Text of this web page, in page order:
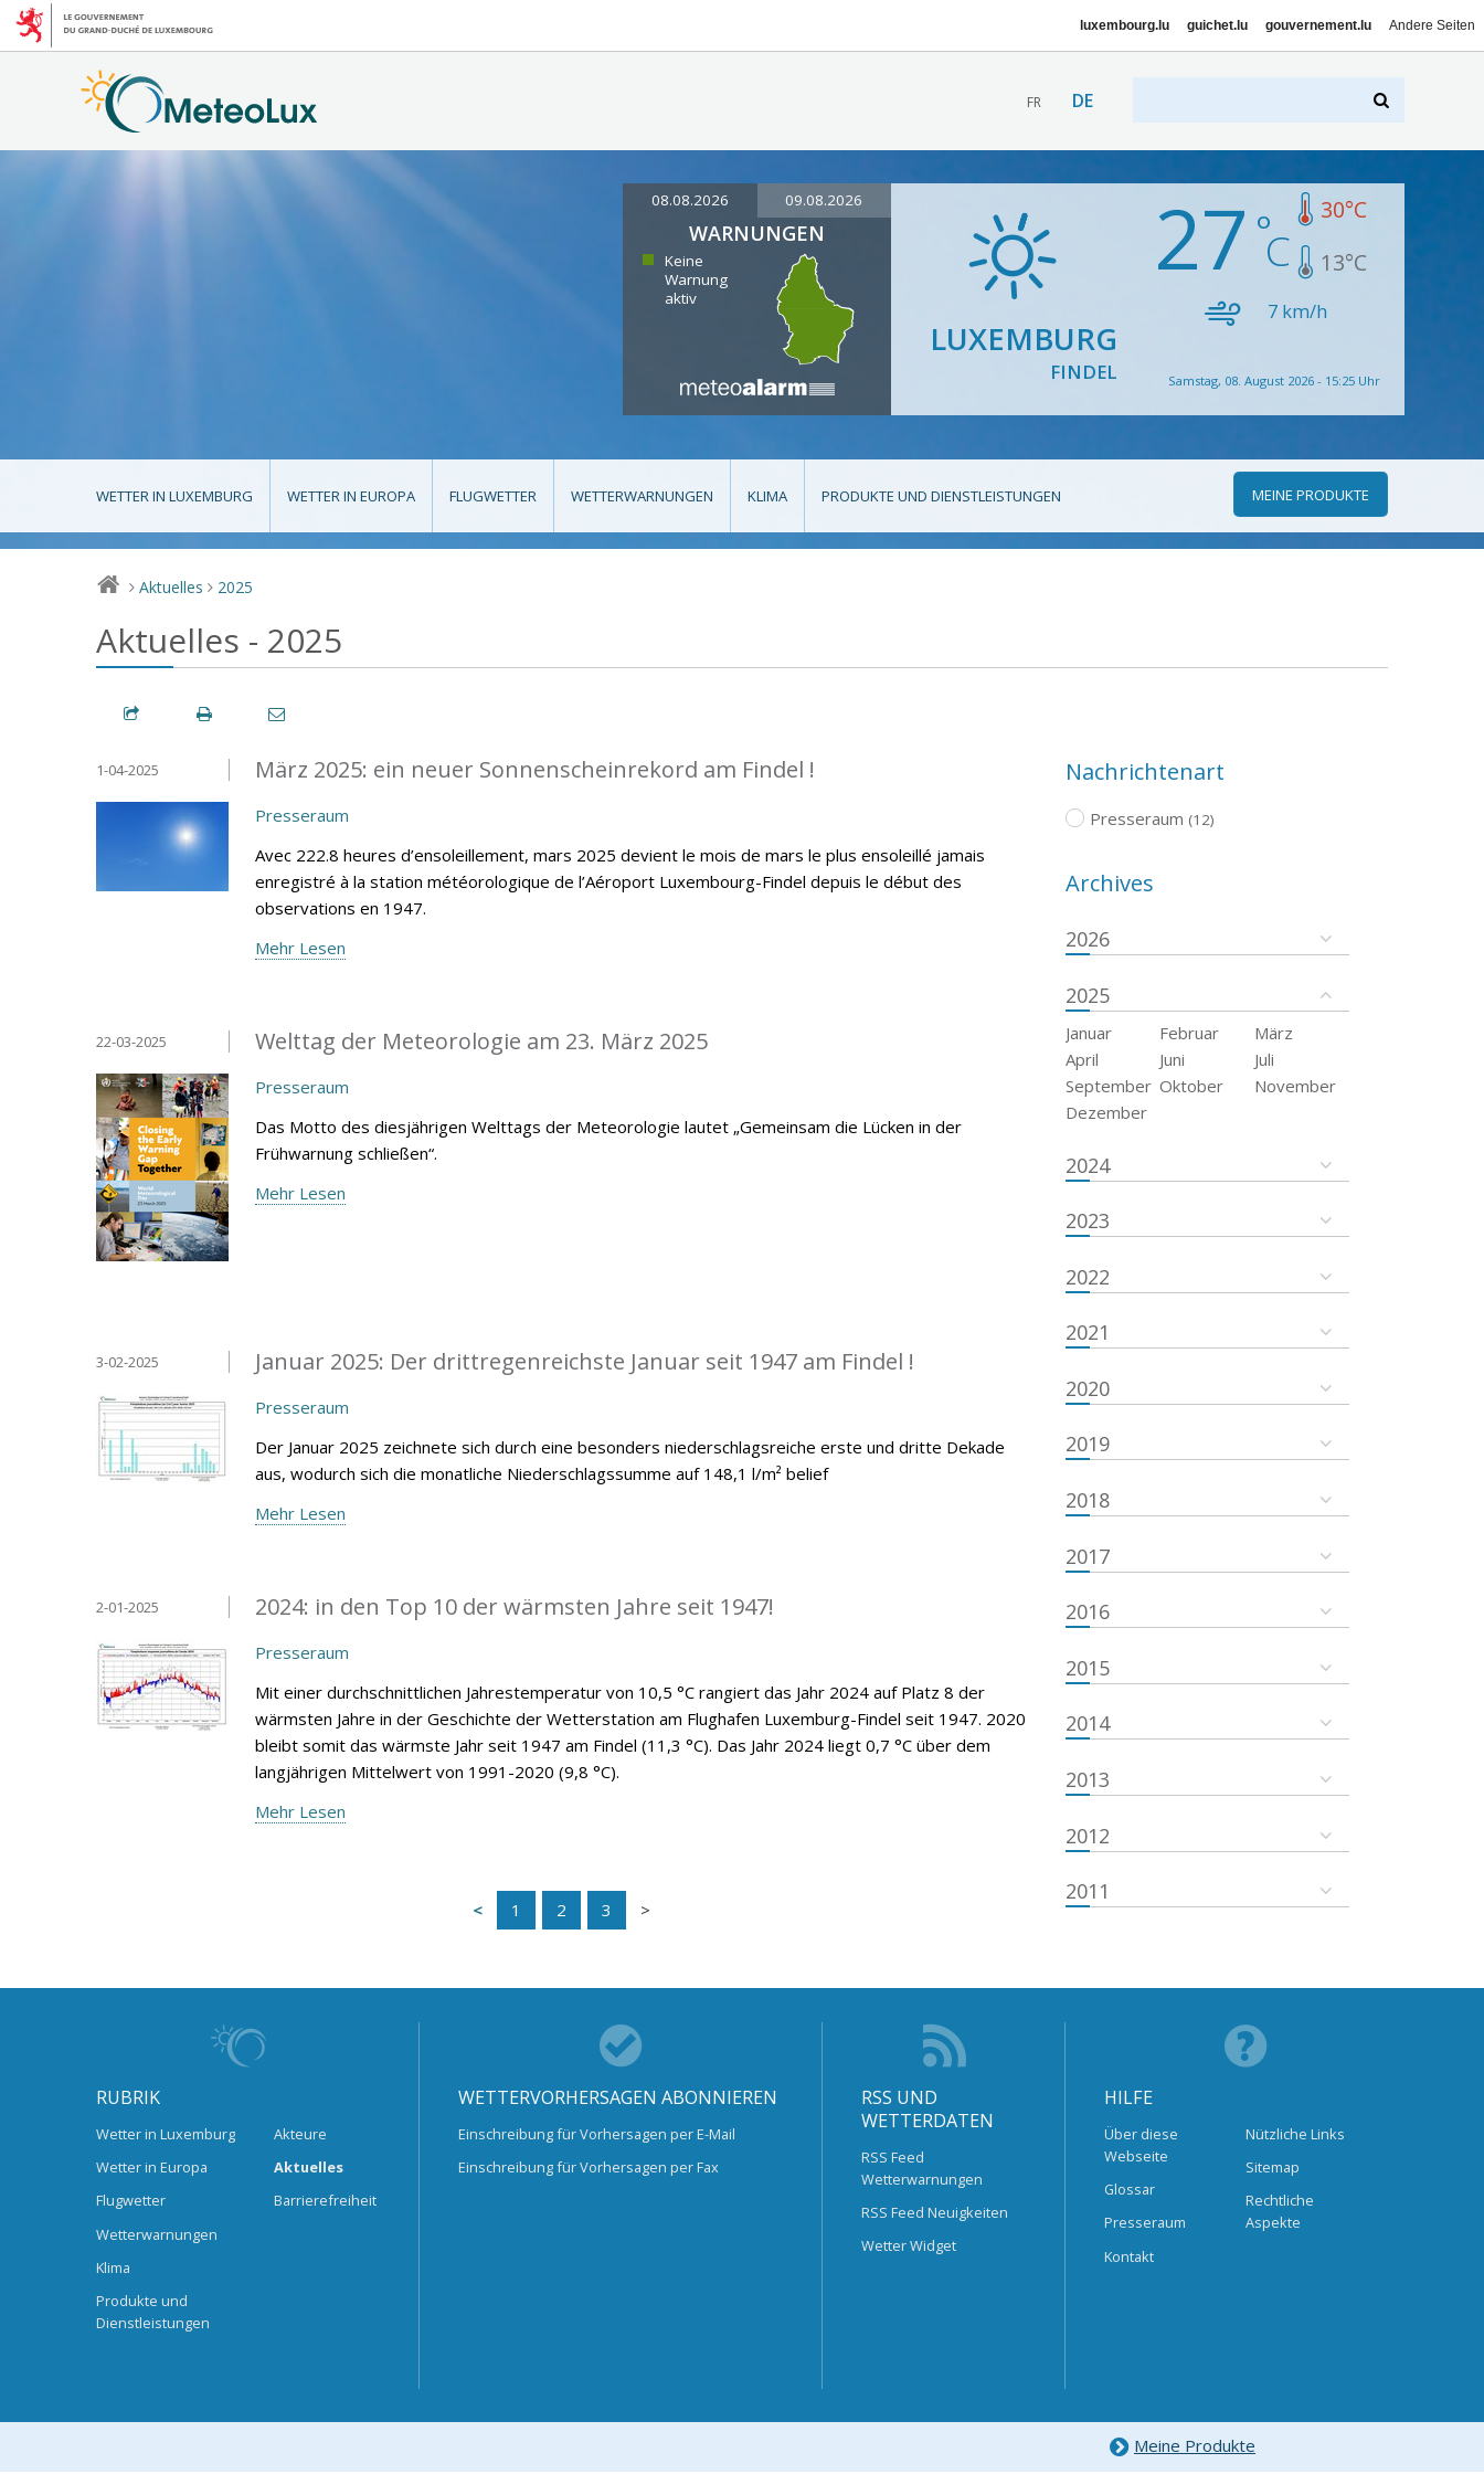
luxembourg.lu guichet.lu gouvernement.lu Andere Seiten
FR DE
08.08.2026 09.08.2026
WARNUNGEN
Keine
Warnung
aktiv
LUXEMBURG
FINDEL
27 30°C
13°C
7 km/h
Samstag, 08. August 2026 - 15:25 Uhr
WETTER IN LUXEMBURG WETTER IN EUROPA FLUGWETTER WETTERWARNUNGEN KLIMA PRODUKTE UND DIENSTLEISTUNGEN MEINE PRODUKTE
> Aktuelles > 2025
Aktuelles - 2025
März 2025: ein neuer Sonnenscheinrekord am Findel !
1-04-2025
Presseraum
Avec 222.8 heures d’ensoleillement, mars 2025 devient le mois de mars le plus ensoleillé jamais
enregistré à la station météorologique de l’Aéroport Luxembourg-Findel depuis le début des
observations en 1947.
Mehr Lesen
Welttag der Meteorologie am 23. März 2025
22-03-2025
Presseraum
Das Motto des diesjährigen Welttags der Meteorologie lautet „Gemeinsam die Lücken in der
Frühwarnung schließen“.
Mehr Lesen
Januar 2025: Der drittregenreichste Januar seit 1947 am Findel !
3-02-2025
Presseraum
Der Januar 2025 zeichnete sich durch eine besonders niederschlagsreiche erste und dritte Dekade
aus, wodurch sich die monatliche Niederschlagssumme auf 148,1 l/m² belief
Mehr Lesen
2024: in den Top 10 der wärmsten Jahre seit 1947!
2-01-2025
Presseraum
Mit einer durchschnittlichen Jahrestemperatur von 10,5 °C rangiert das Jahr 2024 auf Platz 8 der
wärmsten Jahre in der Geschichte der Wetterstation am Flughafen Luxemburg-Findel seit 1947. 2020
bleibt somit das wärmste Jahr seit 1947 am Findel (11,3 °C). Das Jahr 2024 liegt 0,7 °C über dem
langjährigen Mittelwert von 1991-2020 (9,8 °C).
Mehr Lesen
1 2 3
Nachrichtenart
Presseraum (12)
Archives
2026
2025
Januar Februar
März
April
Juni
Juli
September Oktober
November
Dezember
2024
2023
2022
2021
2020
2019
2018
2017
2016
2015
2014
2013
2012
2011
RUBRIK
Wetter in Luxemburg
Wetter in Europa
Flugwetter
Wetterwarnungen
Klima
Produkte und
Dienstleistungen
Akteure
Aktuelles
Barrierefreiheit
WETTERVORHERSAGEN ABONNIEREN
Einschreibung für Vorhersagen per E-Mail
Einschreibung für Vorhersagen per Fax
RSS UND
WETTERDATEN
RSS Feed
Wetterwarnungen
RSS Feed Neuigkeiten
Wetter Widget
HILFE
Über diese
Webseite
Glossar
Presseraum
Kontakt
Nützliche Links
Sitemap
Rechtliche
Aspekte
Meine Produkte